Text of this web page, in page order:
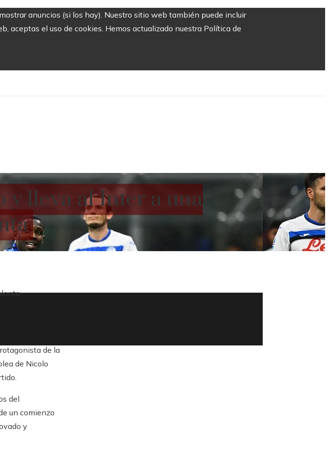
anuncios (si los hay). Nuestro sitio web también puede incluir
aceptas el uso de cookies. Hemos actualizado nuestra Política de
y lleva al Inter a una
de la
de Nicolo
del
un comienzo
y